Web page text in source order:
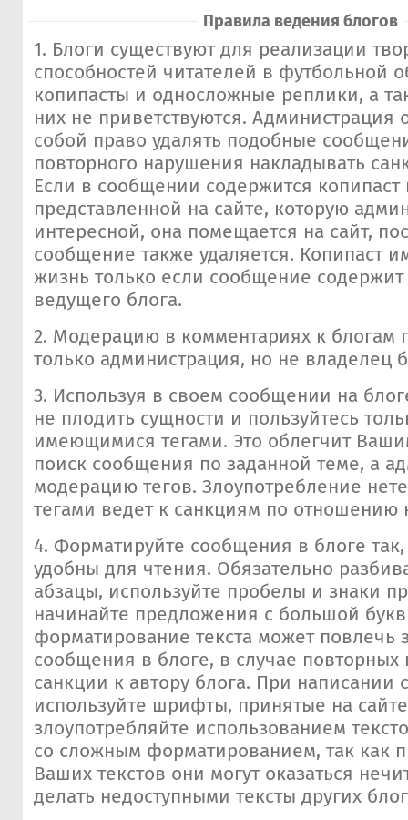
Правила ведения блогов
1. Блоги существуют для реализации
способностей читателей в футбольной
копипасты и односложные реплики, а
них не приветствуются. Администрация
собой право удалять подобные
повторного нарушения накладывать
Если в сообщении содержится копипаст
представленной на сайте, которую
интересной, она помещается на сайт,
сообщение также удаляется. Копипаст
жизнь только если сообщение
ведущего блога.
2. Модерацию в комментариях к блогам
только администрация, но не владелец
3. Используя в своем сообщении на
не плодить сущности и пользуйтесь
имеющимися тегами. Это облегчит
поиск сообщения по заданной теме, а
модерацию тегов. Злоупотребление
тегами ведет к санкциям по отношению
4. Форматируйте сообщения в блоге
удобны для чтения. Обязательно
абзацы, используйте пробелы и знаки
начинайте предложения с большой
форматирование текста может повлечь
сообщения в блоге, в случае
санкции к автору блога. При написании
используйте шрифты, принятые на
злоупотребляйте использованием
со сложным форматированием, так как
Ваших текстов они могут оказаться
делать недоступными тексты других